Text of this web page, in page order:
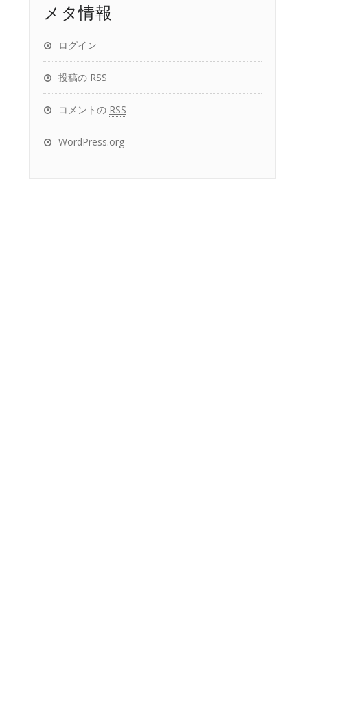
メタ情報
ログイン
投稿の RSS
コメントの RSS
WordPress.org